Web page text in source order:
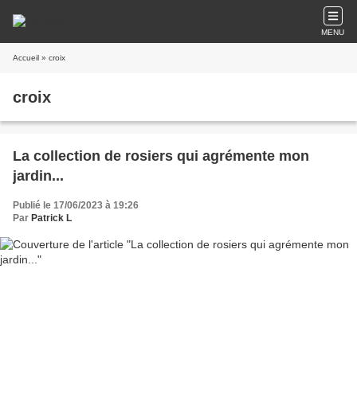
MENU
Accueil » croix
croix
La collection de rosiers qui agrémente mon
jardin...
Publié le 17/06/2023 à 19:26
Par Patrick L